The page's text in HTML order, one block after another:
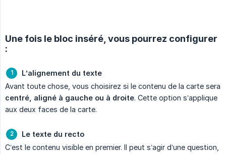
Une fois le bloc inséré, vous pourrez configurer
:
L’alignement du texte
Avant toute chose, vous choisirez si le contenu de la carte sera
centré, aligné à gauche ou à droite. Cette option s’applique
aux deux faces de la carte.
Le texte du recto
C’est le contenu visible en premier. Il peut s’agir d’une question,